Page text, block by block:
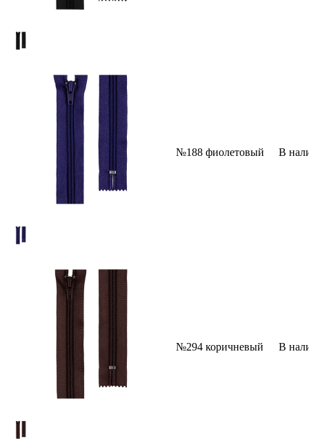
№188 фиолетовый В
№294 коричневый В